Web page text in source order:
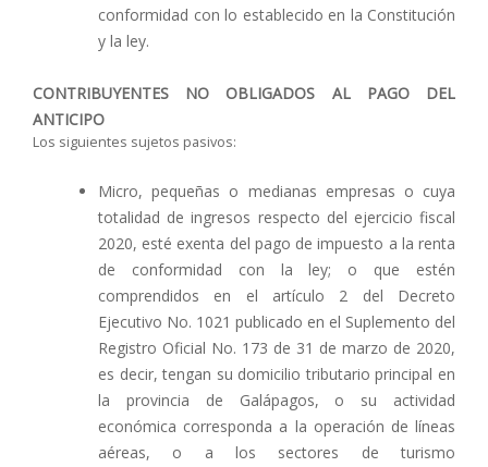
conformidad con lo establecido en la Constitución
y la ley.
CONTRIBUYENTES NO OBLIGADOS AL PAGO DEL
ANTICIPO
Los siguientes sujetos pasivos:
Micro, pequeñas o medianas empresas o cuya
totalidad de ingresos respecto del ejercicio fiscal
2020, esté exenta del pago de impuesto a la renta
de conformidad con la ley; o que estén
comprendidos en el artículo 2 del Decreto
Ejecutivo No. 1021 publicado en el Suplemento del
Registro Oficial No. 173 de 31 de marzo de 2020,
es decir, tengan su domicilio tributario principal en
la provincia de Galápagos, o su actividad
económica corresponda a la operación de líneas
aéreas, o a los sectores de turismo